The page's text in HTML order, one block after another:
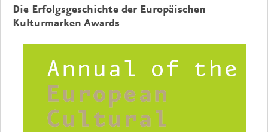
Die Erfolgsgeschichte der Europäischen
Kulturmarken Awards